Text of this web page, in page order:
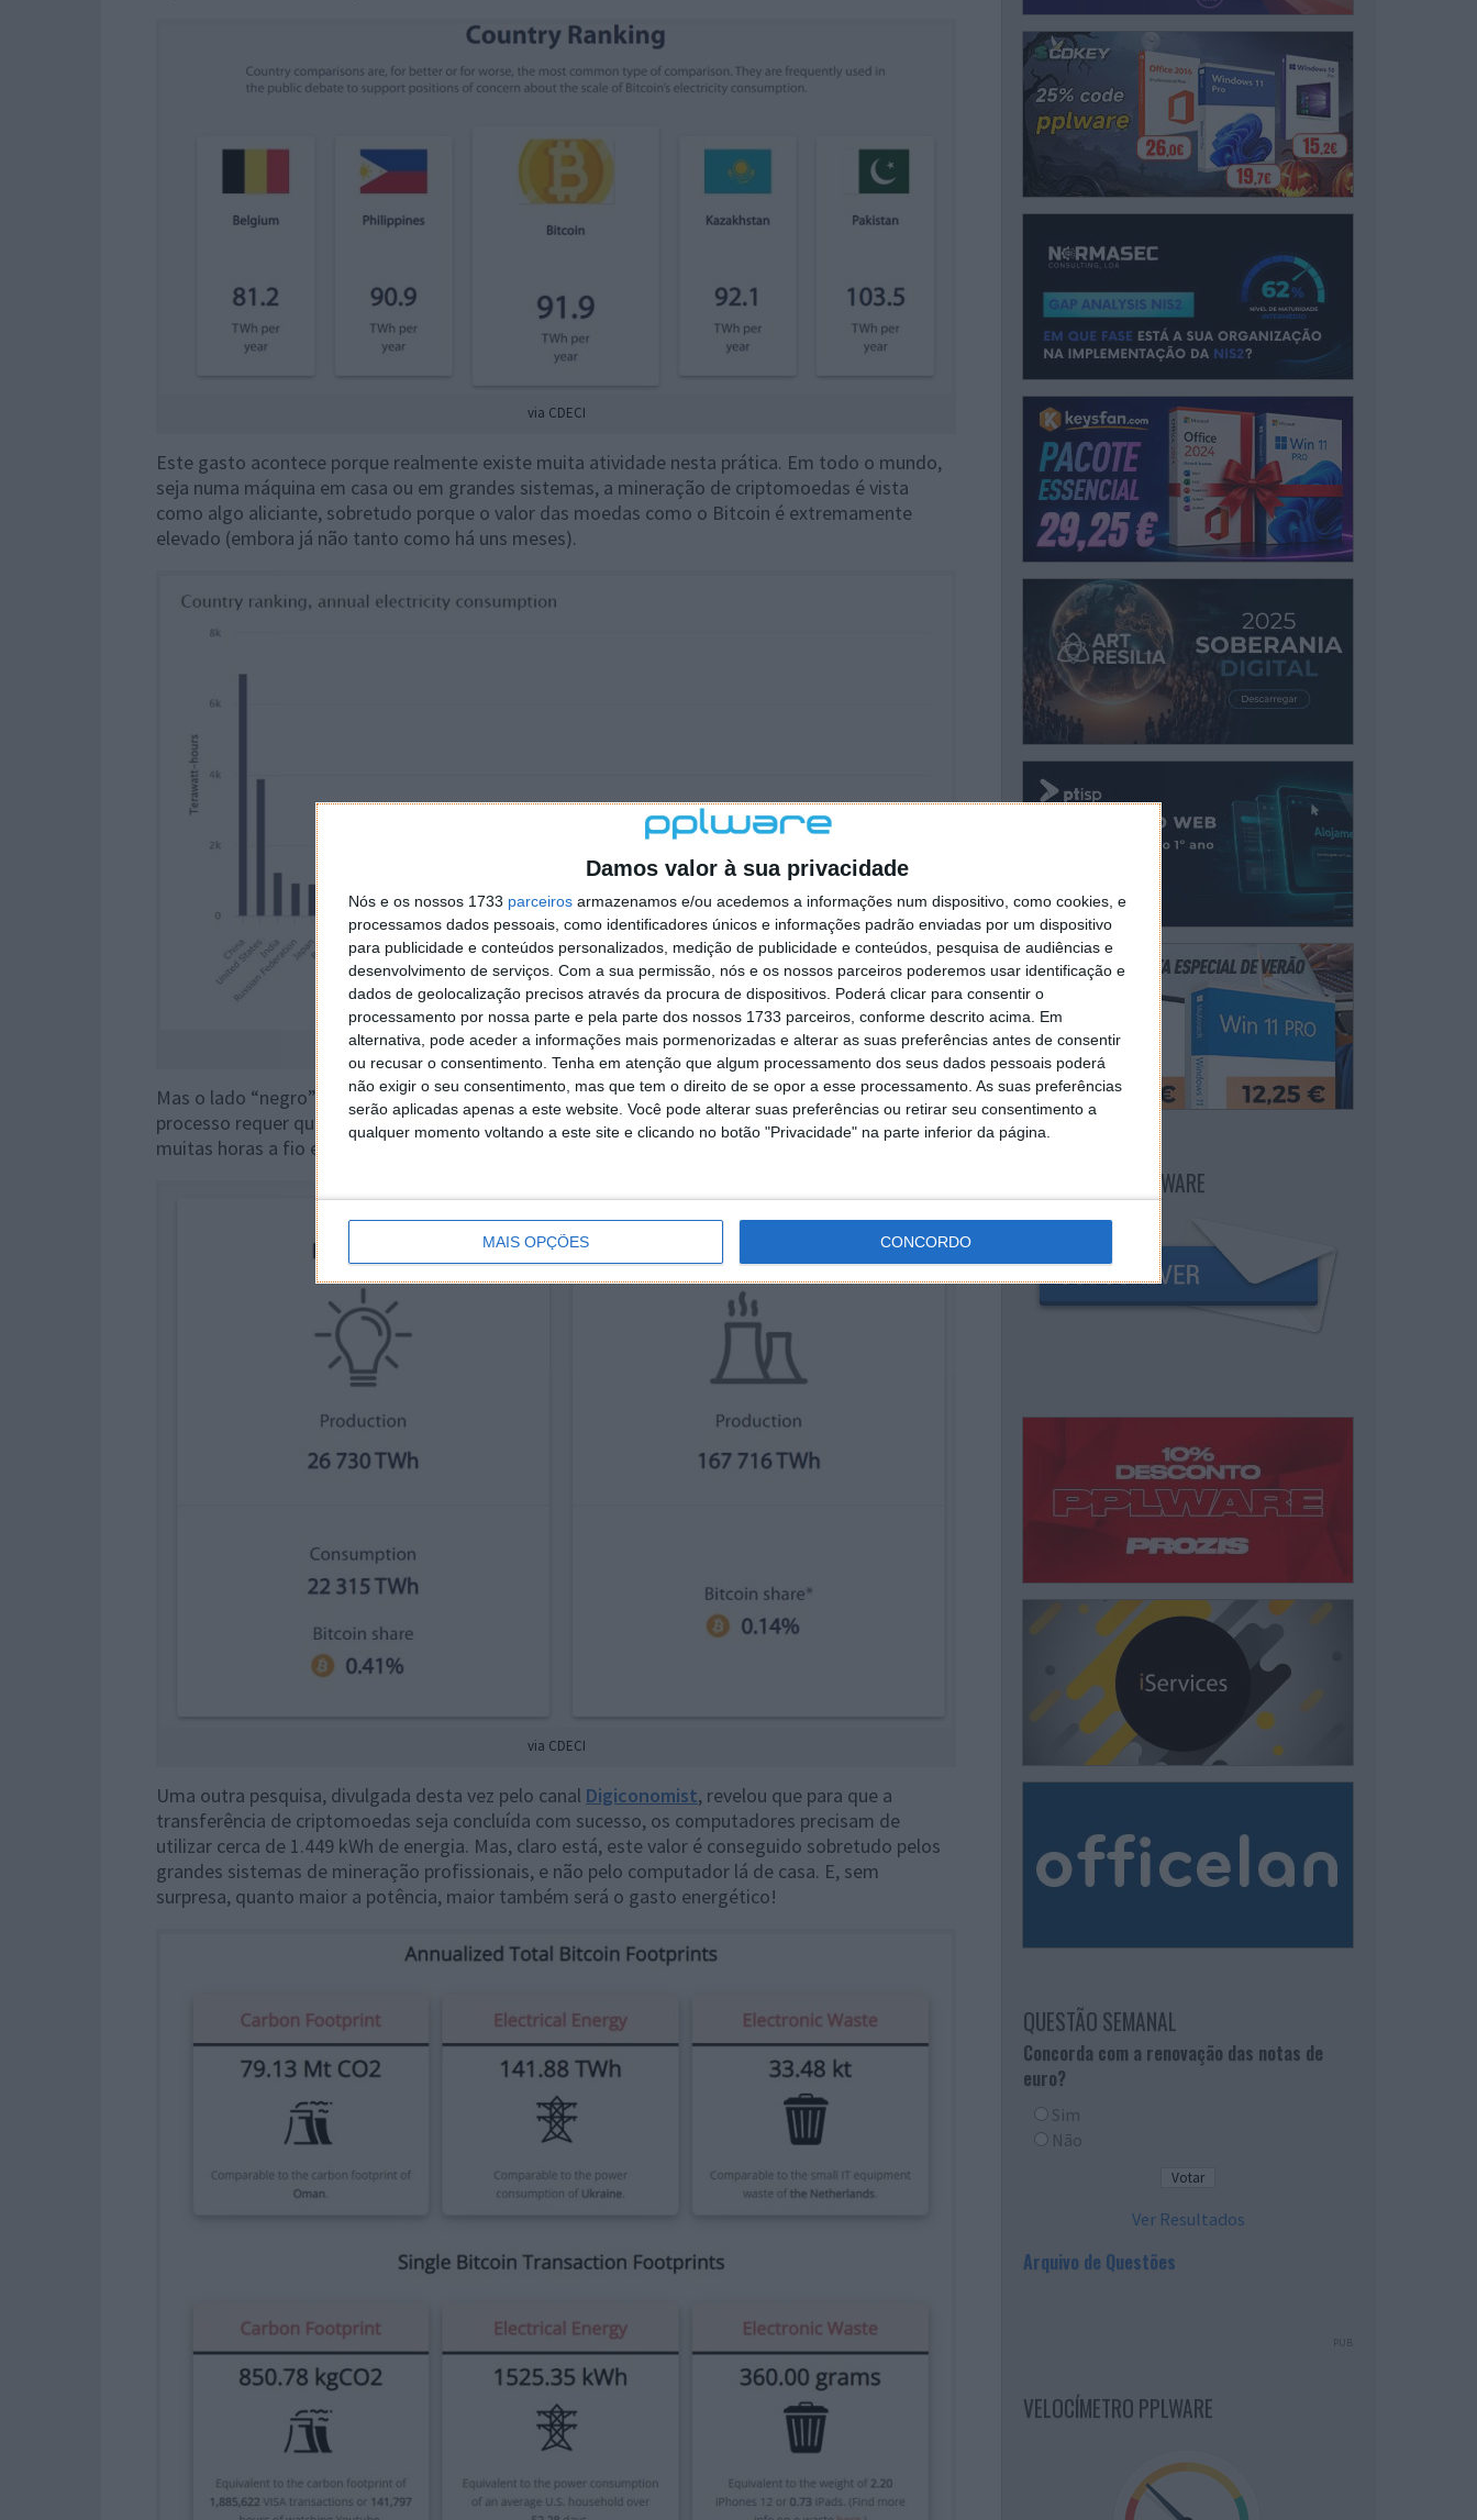
Damos valor à sua privacidade
Nós e os nossos 1733 parceiros armazenamos e/ou acedemos a informações num dispositivo, como cookies, e
processamos dados pessoais, como identificadores únicos e informações padrão enviadas por um dispositivo
para publicidade e conteúdos personalizados, medição de publicidade e conteúdos, pesquisa de audiências e
desenvolvimento de serviços. Com a sua permissão, nós e os nossos parceiros poderemos usar identificação e
dados de geolocalização precisos através da procura de dispositivos. Poderá clicar para consentir o
processamento por nossa parte e pela parte dos nossos 1733 parceiros, conforme descrito acima. Em
alternativa, pode aceder a informações mais pormenorizadas e alterar as suas preferências antes de consentir
ou recusar o consentimento. Tenha em atenção que algum processamento dos seus dados pessoais poderá
não exigir o seu consentimento, mas que tem o direito de se opor a esse processamento. As suas preferências
serão aplicadas apenas a este website. Você pode alterar suas preferências ou retirar seu consentimento a
qualquer momento voltando a este site e clicando no botão "Privacidade" na parte inferior da página.
MAIS OPÇÕES CONCORDO
via CDECI
Este gasto acontece porque realmente existe muita atividade nesta prática. Em todo o mundo,
seja numa máquina em casa ou em grandes sistemas, a mineração de criptomoedas é vista
como algo aliciante, sobretudo porque o valor das moedas como o Bitcoin é extremamente
elevado (embora já não tanto como há uns meses).
via CDECI
Mas o lado “negro” da questão é mesmo o consumo excessivo de energia, uma vez que o
processo requer que computadores, placas gráficas, ASICs e outros equipamentos passem
muitas horas a fio e sem parar a tentar minerar as tão desejadas Bitcoins.
via CDECI
Uma outra pesquisa, divulgada desta vez pelo canal Digiconomist, revelou que para que a
transferência de criptomoedas seja concluída com sucesso, os computadores precisam de
utilizar cerca de 1.449 kWh de energia. Mas, claro está, este valor é conseguido sobretudo pelos
grandes sistemas de mineração profissionais, e não pelo computador lá de casa. E, sem
surpresa, quanto maior a potência, maior também será o gasto energético!
NEWSLETTER PPLWARE
QUESTÃO SEMANAL
Concorda com a renovação das notas de
euro?
Sim
Não
Ver Resultados
Arquivo de Questões
PUB
VELOCÍMETRO PPLWARE